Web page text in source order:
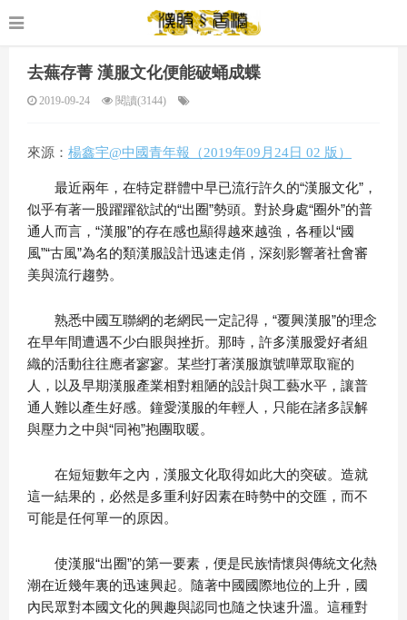
去蕪存菁 漢服文化便能破蛹成蝶
2019-09-24 閱讀(3144)
來源： 楊鑫宇@中國青年報（2019年09月24日 02 版）
最近兩年，在特定群體中早已流行許久的“漢服文化”，
似乎有著一股躍躍欲試的“出圈”勢頭。對於身處“圈外”的普
通人而言，“漢服”的存在感也顯得越來越強，各種以“國
風”“古風”為名的類漢服設計迅速走俏，深刻影響著社會審
美與流行趨勢。
熟悉中國互聯網的老網民一定記得，“覆興漢服”的理念
在早年間遭遇不少白眼與挫折。那時，許多漢服愛好者組
織的活動往往應者寥寥。某些打著漢服旗號嘩眾取寵的
人，以及早期漢服產業相對粗陋的設計與工藝水平，讓普
通人難以產生好感。鐘愛漢服的年輕人，只能在諸多誤解
與壓力之中與“同袍”抱團取暖。
在短短數年之內，漢服文化取得如此大的突破。造就
這一結果的，必然是多重利好因素在時勢中的交匯，而不
可能是任何單一的原因。
使漢服“出圈”的第一要素，便是民族情懷與傳統文化熱
潮在近幾年裏的迅速興起。隨著中國國際地位的上升，國
內民眾對本國文化的興趣與認同也隨之快速升溫。這種對